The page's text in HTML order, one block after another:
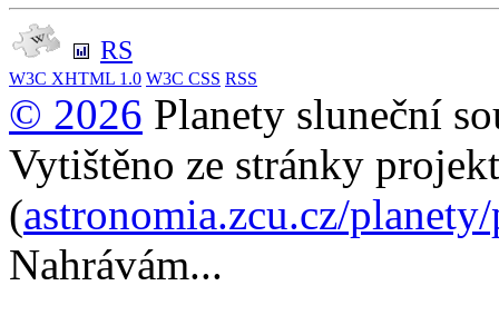
RS
W3C XHTML 1.0 W3C CSS RSS
© 2026 Planety sluneční
Vytištěno ze stránky
(astronomia.zcu.cz/
Nahrávám...